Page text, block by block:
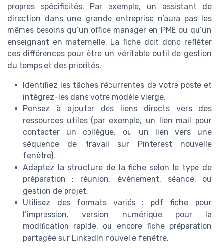
propres spécificités. Par exemple, un assistant de
direction dans une grande entreprise n’aura pas les
mêmes besoins qu’un office manager en PME ou qu’un
enseignant en maternelle. La fiche doit donc refléter
ces différences pour être un véritable outil de gestion
du temps et des priorités.
Identifiez les tâches récurrentes de votre poste et
intégrez-les dans votre modèle vierge.
Pensez à ajouter des liens directs vers des
ressources utiles (par exemple, un lien mail pour
contacter un collègue, ou un lien vers une
séquence de travail sur Pinterest nouvelle
fenêtre).
Adaptez la structure de la fiche selon le type de
préparation : réunion, événement, séance, ou
gestion de projet.
Utilisez des formats variés : pdf fiche pour
l’impression, version numérique pour la
modification rapide, ou encore fiche préparation
partagée sur LinkedIn nouvelle fenêtre.